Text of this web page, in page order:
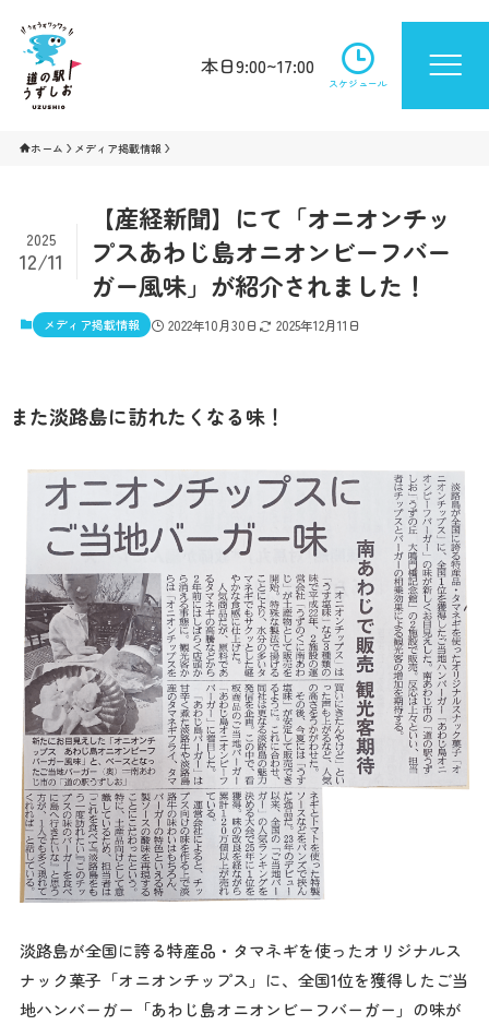
本日9:00~17:00
スケジュール
ホーム メディア掲載情報
【産経新聞】にて「オニオンチッ
プスあわじ島オニオンビーフバー
ガー風味」が紹介されました！
2025
12/11
メディア掲載情報 2022年10月30日 2025年12月11日
また淡路島に訪れたくなる味！
淡路島が全国に誇る特産品・タマネギを使ったオリジナルス
ナック菓子「オニオンチップス」に、全国1位を獲得したご当
地ハンバーガー「あわじ島オニオンビーフバーガー」の味が